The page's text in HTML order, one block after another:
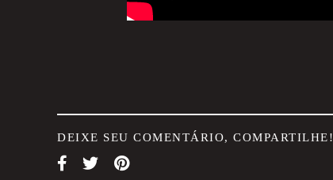
DEIXE SEU COMENTÁRIO, COMPARTILHE!